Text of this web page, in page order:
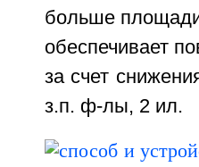
больше
обеспечивает
за счет
з.п. ф-лы, 2 ил.